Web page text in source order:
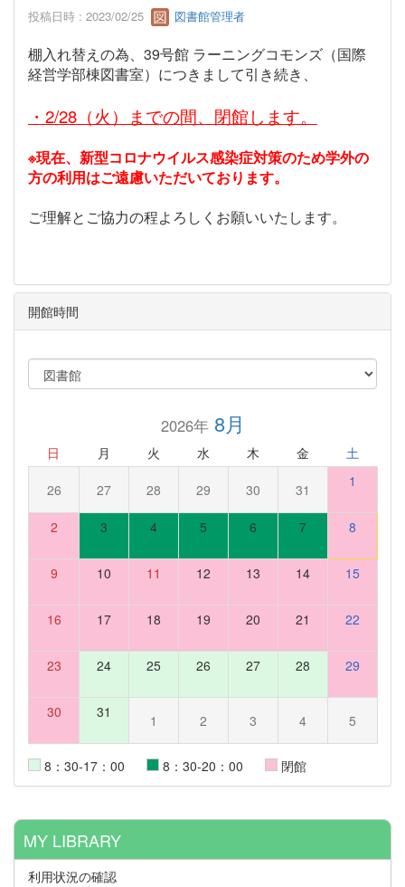
投稿日時 : 2023/02/25 図書館管理者
棚入れ替えの為、 39号館 ラーニングコモンズ （国際
経営学部棟図書室）につきまして引き続き、
・2/28（火）までの間、閉館します。
※現在、新型コロナウイルス感染症対策のため学外の
方の利用はご遠慮いただいております。
ご理解とご協力の程よろしくお願いいたします。
開館時間
2026年8月
日 月 火 水 木 金 土
26 27 28 29 30 31 1
2 3 4 5 6 7 8
9 10 11 12 13 14 15
16 17 18 19 20 21 22
23 24 25 26 27 28 29
30 31 1 2 3 4 5
8：30-17：00 8：30-20：00 閉館
MY LIBRARY
利用状況の確認